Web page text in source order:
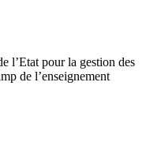
l’Etat pour la gestion des
de l’enseignement